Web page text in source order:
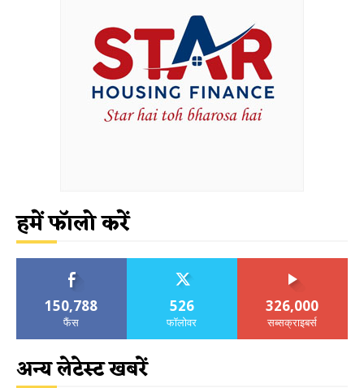
हमें फॉलो करें
150,788
फैंस
526
फॉलोवर
326,000
सब्सक्राइबर्स
अन्य लेटेस्ट खबरें